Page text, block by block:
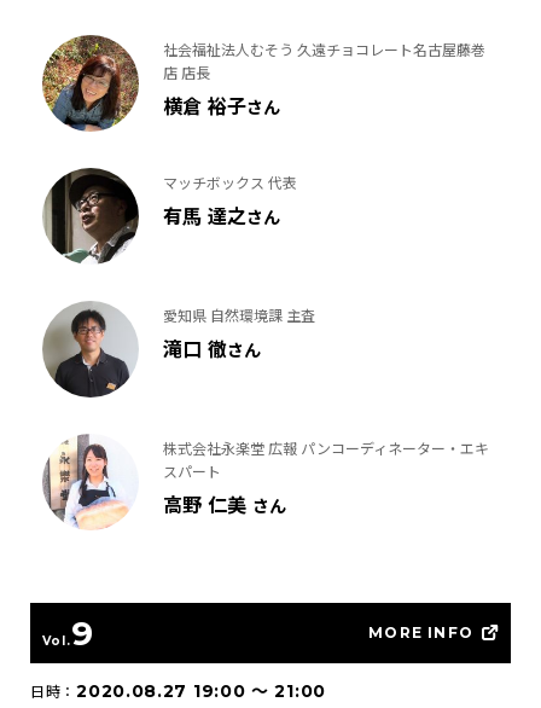
社会福祉法人むそう 久遠チョコレート名古屋藤巻
店 店長
横倉 裕子さん
マッチボックス 代表
有馬 達之さん
愛知県 自然環境課 主査
滝口 徹さん
株式会社永楽堂 広報 パンコーディネーター・エキ
スパート
高野 仁美 さん
Vol.9 MORE INFO
日時：2020.08.27 19:00〜 21:00